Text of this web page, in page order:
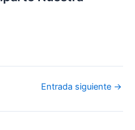
Entrada siguiente →